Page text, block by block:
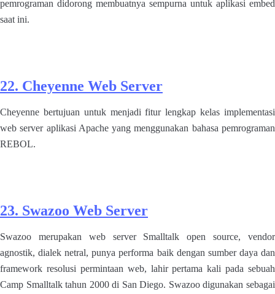
pemrograman didorong membuatnya sempurna untuk aplikasi embed
saat ini.
22. Cheyenne Web Server
Cheyenne bertujuan untuk menjadi fitur lengkap kelas implementasi
web server aplikasi Apache yang menggunakan bahasa pemrograman
REBOL.
23. Swazoo Web Server
Swazoo merupakan web server Smalltalk open source, vendor
agnostik, dialek netral, punya performa baik dengan sumber daya dan
framework resolusi permintaan web, lahir pertama kali pada sebuah
Camp Smalltalk tahun 2000 di San Diego. Swazoo digunakan sebagai